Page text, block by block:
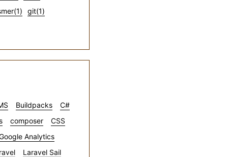
git(1)
Buildpacks
C#
composer
CSS
Analytics
Laravel Sail